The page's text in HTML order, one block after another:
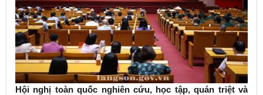
Hội nghị toàn quốc nghiên cứu, học tập, quán triệt và